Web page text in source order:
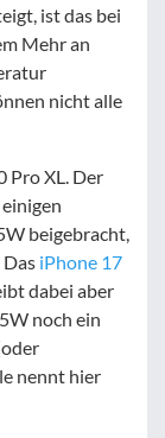
ist das bei
Mehr an
nicht alle
Pro XL. Der
beigebracht,
iPhone 17
dabei aber
noch ein
nennt hier